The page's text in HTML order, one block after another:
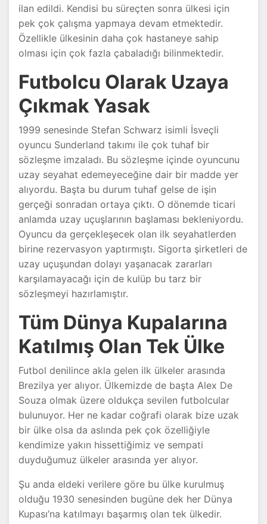
ilan edildi. Kendisi bu süreçten sonra ülkesi için
pek çok çalışma yapmaya devam etmektedir.
Özellikle ülkesinin daha çok hastaneye sahip
olması için çok fazla çabaladığı bilinmektedir.
Futbolcu Olarak Uzaya
Çıkmak Yasak
1999 senesinde Stefan Schwarz isimli İsveçli
oyuncu Sunderland takımı ile çok tuhaf bir
sözleşme imzaladı. Bu sözleşme içinde oyuncunu
uzay seyahat edemeyeceğine dair bir madde yer
alıyordu. Başta bu durum tuhaf gelse de işin
gerçeği sonradan ortaya çıktı. O dönemde ticari
anlamda uzay uçuşlarının başlaması bekleniyordu.
Oyuncu da gerçekleşecek olan ilk seyahatlerden
birine rezervasyon yaptırmıştı. Sigorta şirketleri de
uzay uçuşundan dolayı yaşanacak zararları
karşılamayacağı için de kulüp bu tarz bir
sözleşmeyi hazırlamıştır.
Tüm Dünya Kupalarına
Katılmış Olan Tek Ülke
Futbol denilince akla gelen ilk ülkeler arasında
Brezilya yer alıyor. Ülkemizde de başta Alex De
Souza olmak üzere oldukça sevilen futbolcular
bulunuyor. Her ne kadar coğrafi olarak bize uzak
bir ülke olsa da aslında pek çok özelliğiyle
kendimize yakın hissettiğimiz ve sempati
duyduğumuz ülkeler arasında yer alıyor.
Şu anda eldeki verilere göre bu ülke kurulmuş
olduğu 1930 senesinden bugüne dek her Dünya
Kupası’na katılmayı başarmış olan tek ülkedir.